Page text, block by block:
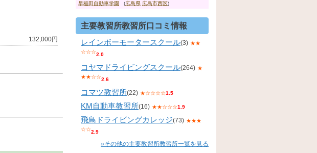
132,000円
早稲田自動車学園 (広島県 広島市西区)
主要教習所教習所口コミ情報
レインボーモータースクール(3) ★★
☆☆☆2.0
コヤマドライビングスクール(264) ★
★★☆☆2.6
コマツ教習所(22) ★☆☆☆☆1.5
KM自動車教習所(16) ★★☆☆☆1.9
飛鳥ドライビングカレッジ(73) ★★★
☆☆2.9
»その他の主要教習所教習所一覧を見る